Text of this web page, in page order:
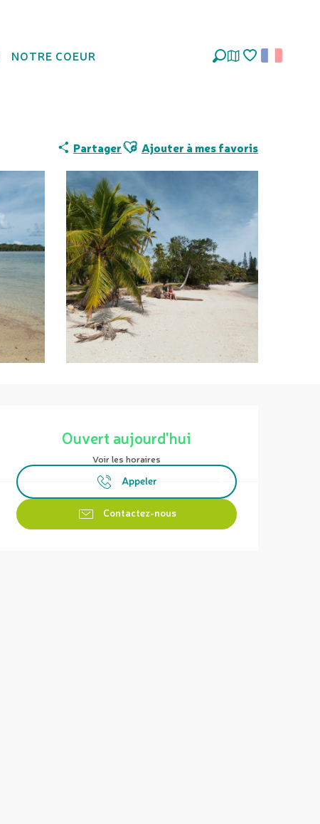
NOTRE COEUR
PartagerAjouter aux favoris
Ajouter à mes favoris
Ouverture et coordonnées
Ouvert aujourd'hui
Voir les horaires
Appeler
Contactez-nous